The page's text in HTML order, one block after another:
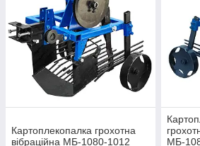
Картоплекопалка грохотна
вібраційна МБ-1080-1012
МБ-